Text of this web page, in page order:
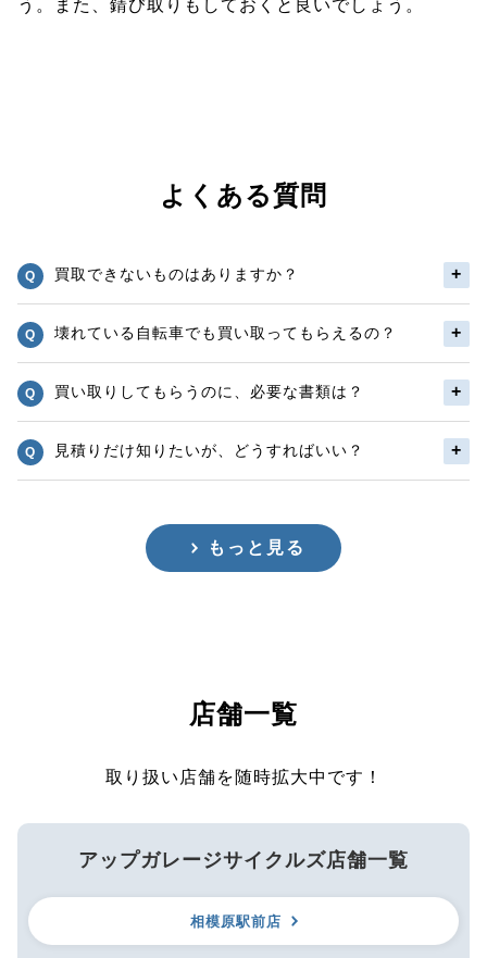
う。また、錆び取りもしておくと良いでしょう。
よくある質問
買取できないものはありますか？
壊れている自転車でも買い取ってもらえるの？
買い取りしてもらうのに、必要な書類は？
見積りだけ知りたいが、どうすればいい？
もっと見る
店舗一覧
取り扱い店舗を随時拡大中です！
アップガレージサイクルズ店舗一覧
相模原駅前店